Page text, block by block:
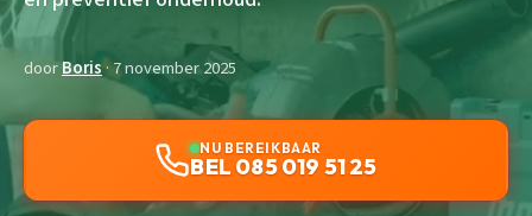
doorBoris· 7 november 2025
NU BEREIKBAAR
BEL 085 019 51 25